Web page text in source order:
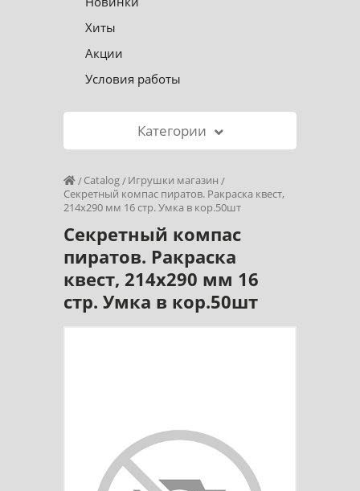
Хиты
Акции
Условия работы
Категории
Catalog
Игрушки магазин
Секретный компас пиратов. Ракраска квест,
214х290 мм 16 стр. Умка в кор.50шт
Секретный компас
пиратов. Ракраска
квест, 214х290 мм 16
стр. Умка в кор.50шт